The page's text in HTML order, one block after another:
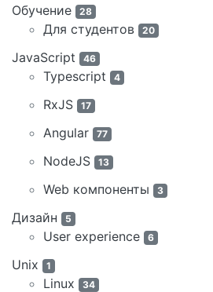
Обучение 28
Для студентов 20
JavaScript 46
Typescript 4
RxJS 17
Angular 77
NodeJS 13
Web компоненты 3
Дизайн 5
User experience 6
Unix 1
Linux 34